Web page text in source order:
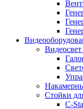
Стойки
C-